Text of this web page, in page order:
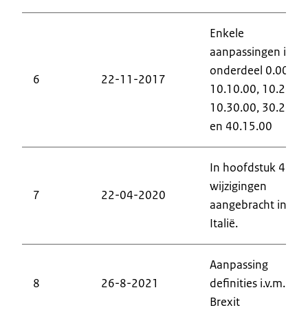
6 22-11-2017
Enkele
aanpassingen in
onderdeel 0.00.25,
10.10.00,
10.30.00, 30.20.00
en 40.15.00
7 22-04-2020
In hoofdstuk 4
wijzigingen
aangebracht
Italië.
8 26-8-2021
Aanpassing
definities i.v.m.
Brexit